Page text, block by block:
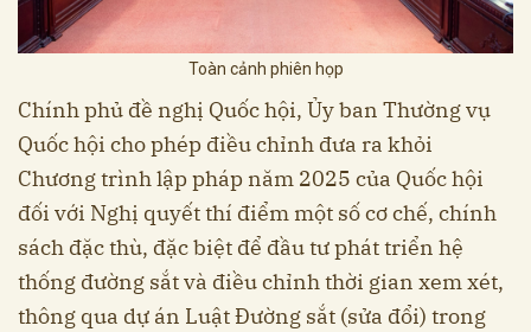
Toàn cảnh phiên họp
Chính phủ đề nghị Quốc hội, Ủy ban Thường vụ
Quốc hội cho phép điều chỉnh đưa ra khỏi
Chương trình lập pháp năm 2025 của Quốc hội
đối với Nghị quyết thí điểm một số cơ chế, chính
sách đặc thù, đặc biệt để đầu tư phát triển hệ
thống đường sắt và điều chỉnh thời gian xem xét,
thông qua dự án Luật Đường sắt (sửa đổi) trong